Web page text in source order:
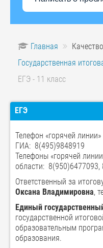
Главная
Государственная
ЕГЭ - 11 класс
ЕГЭ
Телефон «горячей
ГИА: 8(495)9848919
Телефоны «горячей
области: 8(950)6477093,
Ответственный за
Оксана Владимировна,
Единый
государственной
образовательным
образования.